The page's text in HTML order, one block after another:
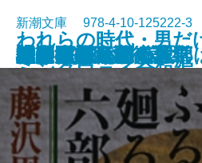
鹽壺の匙
みいら採り猟奇譚
われらの時代・男
ミングウェイ全短
草原の記
本所深川ふしぎ草紙
三たびの海峡
そこに僕はいた
こうばしい日々
或る女
働きざかりの心理学
新潮文庫 978-4-10-125222-
ふるさとへ廻る六部
神の火〔上〕
神の火〔下〕
桜田門外ノ変〔上〕
桜田門外ノ変〔下〕
新版 貧困旅行記
幽霊たち
放課後の音符
ふつうがえらい
龍は眠る